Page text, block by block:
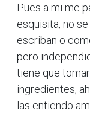
Pues a mi me
esquisita, no
escriban o
pero
tiene que
ingredientes,
las entiendo